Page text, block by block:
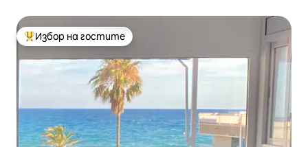
Най-популярен избор на гостите
Избор на гостите